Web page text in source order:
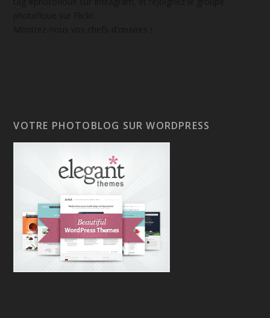
VOTRE PHOTOBLOG SUR WORDPRESS